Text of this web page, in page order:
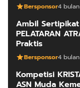
Bersponsor4
Ambil
PELATARAN
Praktis
Bersponsor4
Kompetisi
ASN Muda